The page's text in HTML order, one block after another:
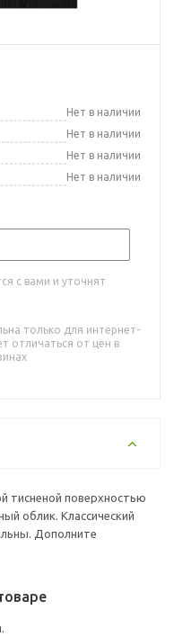
Нет в наличии
Нет в наличии
Нет в наличии
Нет в наличии
с вами и уточнят
только для интернет-
отличаться от цен в
поверхностью
облик. Классический
Дополните